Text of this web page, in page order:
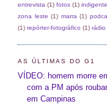
entrevista (1) fotos (1) indigente
zona leste (1) marra (1)
(1) repórter-fotográfico (1) rádio
AS ÚLTIMAS DO G1
VÍDEO: homem morre
com a PM após
em Campinas